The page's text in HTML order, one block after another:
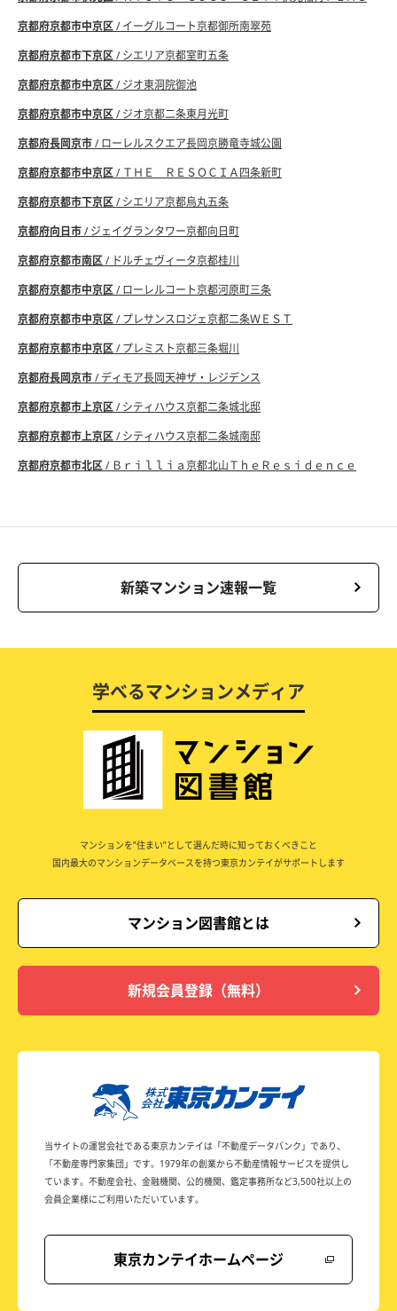
京都府京都市中京区/ イーグルコート京都御所南翠苑
京都府京都市下京区/ シエリア京都室町五条
京都府京都市中京区/ ジオ東洞院御池
京都府京都市中京区/ ジオ京都二条東月光町
京都府長岡京市/ ローレルスクエア長岡京勝竜寺城公園
京都府京都市中京区/ ＴＨＥ ＲＥＳＯＣＩＡ四条新町
京都府京都市下京区/ シエリア京都烏丸五条
京都府向日市/ ジェイグランタワー京都向日町
京都府京都市南区/ ドルチェヴィータ京都桂川
京都府京都市中京区/ ローレルコート京都河原町三条
京都府京都市中京区/ プレサンスロジェ京都二条ＷＥＳＴ
京都府京都市中京区/ プレミスト京都三条堀川
京都府長岡京市/ ディモア長岡天神ザ・レジデンス
京都府京都市上京区/ シティハウス京都二条城北邸
京都府京都市上京区/ シティハウス京都二条城南邸
京都府京都市北区/ Ｂｒｉｌｌｉａ京都北山ＴｈｅＲｅｓｉｄｅｎｃｅ
新築マンション速報一覧
学べるマンションメディア
マンションを”住まい”として選んだ時に知っておくべきこと
国内最大のマンションデータベースを持つ東京カンテイがサポートします
マンション図書館とは
新規会員登録（無料）
当サイトの運営会社である東京カンテイは 「不動産データバンク」であり、
「不動産専門家集団」です。 1979年の創業から不動産情報サービスを提供し
ています。 不動産会社、金融機関、公的機関、鑑定事務所など3,500社以上の
会員企業様にご利用いただいています。
東京カンテイホームページ